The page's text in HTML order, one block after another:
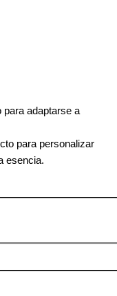
para adaptarse a
para personalizar
esencia.